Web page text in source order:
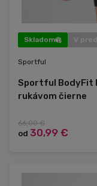
Skladom V
Sportful
Sportful BodyFit
rukávom čierne
66,00 €
od 30,99 €